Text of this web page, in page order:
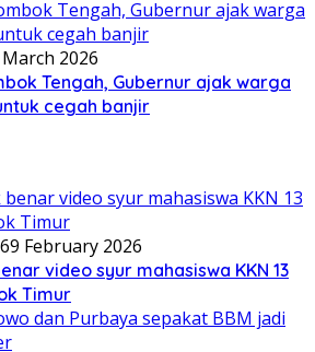
2026
Tengah, Gubernur ajak warga
cegah banjir
9 February 2026
video syur mahasiswa KKN 13
Timur